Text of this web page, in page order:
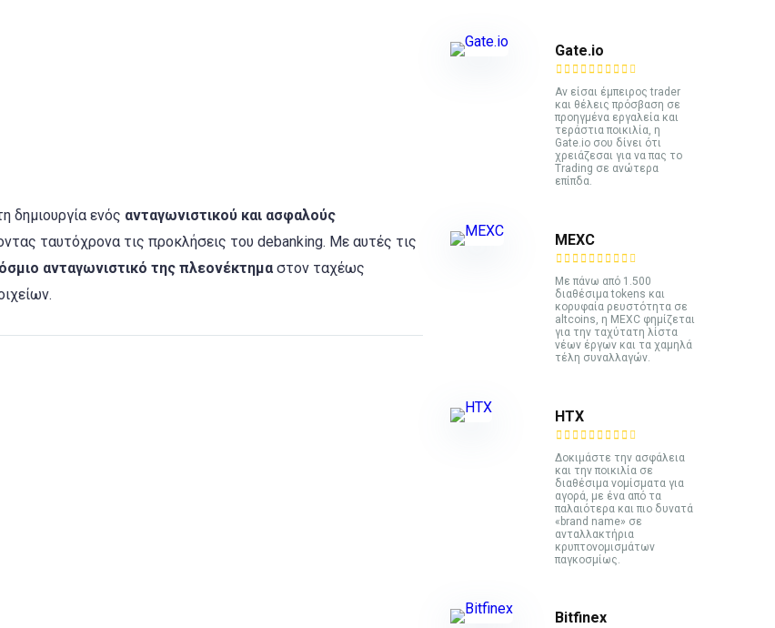
δημιουργία ενός ανταγωνιστικού και ασφαλούς
ταυτόχρονα τις προκλήσεις του debanking. Με αυτές τις
ανταγωνιστικό της πλεονέκτημα στον ταχέως
Gate.io
Αν είσαι έμπειρος trader
και θέλεις πρόσβαση σε
προηγμένα εργαλεία και
τεράστια ποικιλία, η
Gate.io σου δίνει ότι
χρειάζεσαι για να πας το
Trading σε ανώτερα
επίπδα.
MEXC
Με πάνω από 1.500
διαθέσιμα tokens και
κορυφαία ρευστότητα σε
altcoins, η MEXC φημίζεται
για την ταχύτατη λίστα
νέων έργων και τα χαμηλά
τέλη συναλλαγών.
HTX
Δοκιμάστε την ασφάλεια
και την ποικιλία σε
διαθέσιμα νομίσματα για
αγορά, με ένα από τα
παλαιότερα και πιο δυνατά
«brand name» σε
ανταλλακτήρια
κρυπτονομισμάτων
παγκοσμίως.
Bitfinex